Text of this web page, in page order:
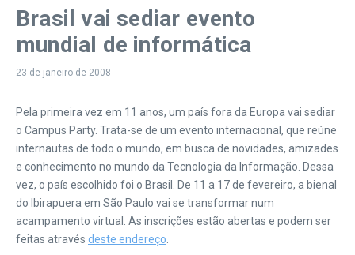
Brasil vai sediar evento
mundial de informática
23 de janeiro de 2008
Pela primeira vez em 11 anos, um país fora da Europa vai sediar
o Campus Party. Trata-se de um evento internacional, que reúne
internautas de todo o mundo, em busca de novidades, amizades
e conhecimento no mundo da Tecnologia da Informação. Dessa
vez, o país escolhido foi o Brasil. De 11 a 17 de fevereiro, a bienal
do Ibirapuera em São Paulo vai se transformar num
acampamento virtual. As inscrições estão abertas e podem ser
feitas através deste endereço